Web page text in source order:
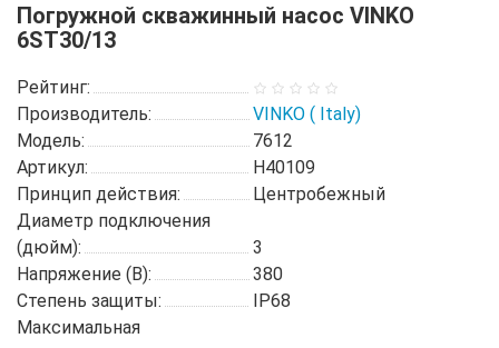
Погружной скважинный насос VINKO
6ST30/13
Рейтинг:
Производитель:
VINKO ( Italy)
Модель:
7612
Артикул:
H40109
Принцип действия:
Центробежный
Диаметр подключения
(дюйм):
3
Напряжение (В):
380
Степень защиты:
IP68
Максимальная